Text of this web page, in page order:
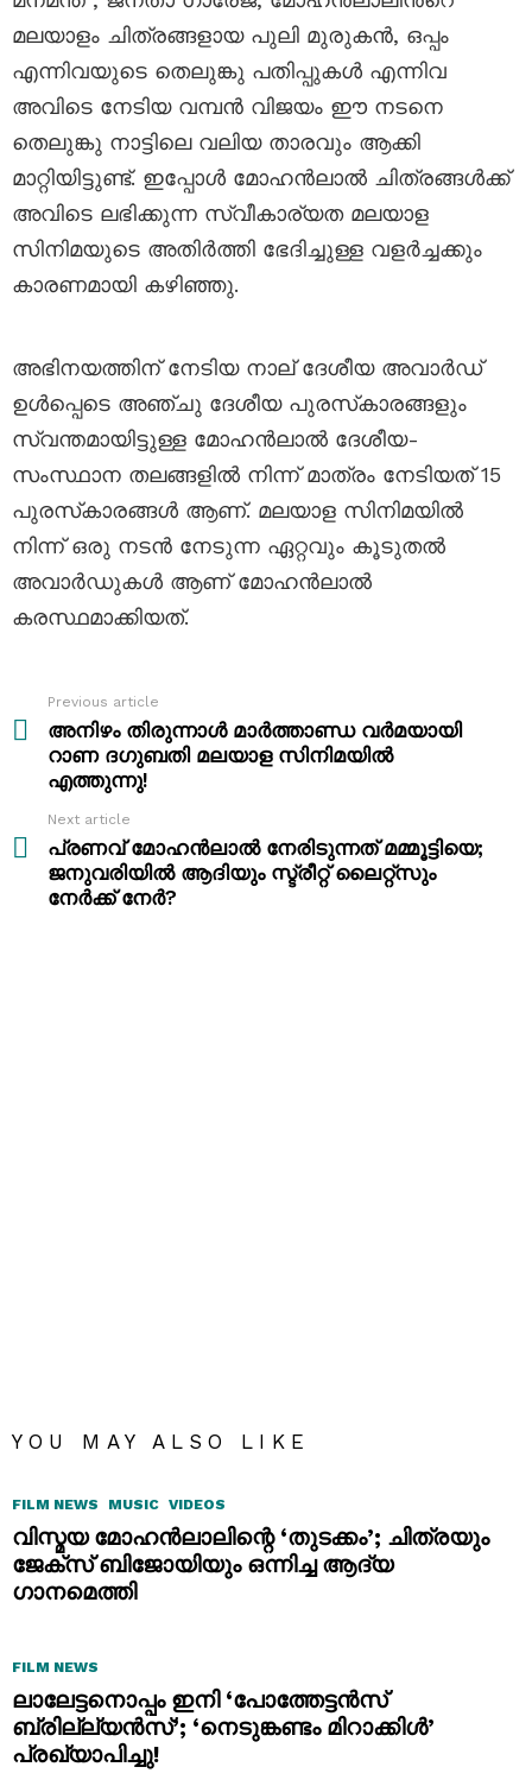
മലയാളം ചിത്രങ്ങളായ പുലി മുരുകൻ, ഒപ്പം
എന്നിവയുടെ തെലുങ്കു പതിപ്പുകൾ എന്നിവ
അവിടെ നേടിയ വമ്പൻ വിജയം ഈ നടനെ
തെലുങ്കു നാട്ടിലെ വലിയ താരവും ആക്കി
മാറ്റിയിട്ടുണ്ട്. ഇപ്പോൾ മോഹൻലാൽ ചിത്രങ്ങൾക്ക്
അവിടെ ലഭിക്കുന്ന സ്വീകാര്യത മലയാള
സിനിമയുടെ അതിർത്തി ഭേദിച്ചുള്ള വളർച്ചക്കും
കാരണമായി കഴിഞ്ഞു.
അഭിനയത്തിന് നേടിയ നാല് ദേശീയ അവാർഡ്
ഉൾപ്പെടെ അഞ്ചു ദേശീയ പുരസ്‌കാരങ്ങളും
സ്വന്തമായിട്ടുള്ള മോഹൻലാൽ ദേശീയ-
സംസ്ഥാന തലങ്ങളിൽ നിന്ന് മാത്രം നേടിയത് 15
പുരസ്‍കാരങ്ങൾ ആണ്. മലയാള സിനിമയിൽ
നിന്ന് ഒരു നടൻ നേടുന്ന ഏറ്റവും കൂടുതൽ
അവാർഡുകൾ ആണ് മോഹൻലാൽ
കരസ്ഥമാക്കിയത്.
more
Previous article
അനിഴം തിരുന്നാൾ മാർത്താണ്ഡ വർമയായി
റാണ ദഗുബതി മലയാള സിനിമയിൽ
എത്തുന്നു!
Next article
പ്രണവ് മോഹൻലാൽ നേരിടുന്നത് മമ്മൂട്ടിയെ;
ജനുവരിയിൽ ആദിയും സ്ട്രീറ്റ് ലൈറ്റ്‌സും
നേർക്ക് നേർ?
YOU MAY ALSO LIKE
FILM NEWS MUSIC VIDEOS
വിസ്മയ മോഹൻലാലിന്റെ ‘തുടക്കം’; ചിത്രയും
ജേക്സ് ബിജോയിയും ഒന്നിച്ച ആദ്യ
ഗാനമെത്തി
FILM NEWS
ലാലേട്ടനൊപ്പം ഇനി ‘പോത്തേട്ടൻസ്
ബ്രില്ല്യൻസ്’; ‘നെടുങ്കണ്ടം മിറാക്കിൾ’
പ്രഖ്യാപിച്ചു!